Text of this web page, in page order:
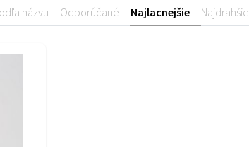
názvu Odporúčané Najlacnejšie Najdrahšie